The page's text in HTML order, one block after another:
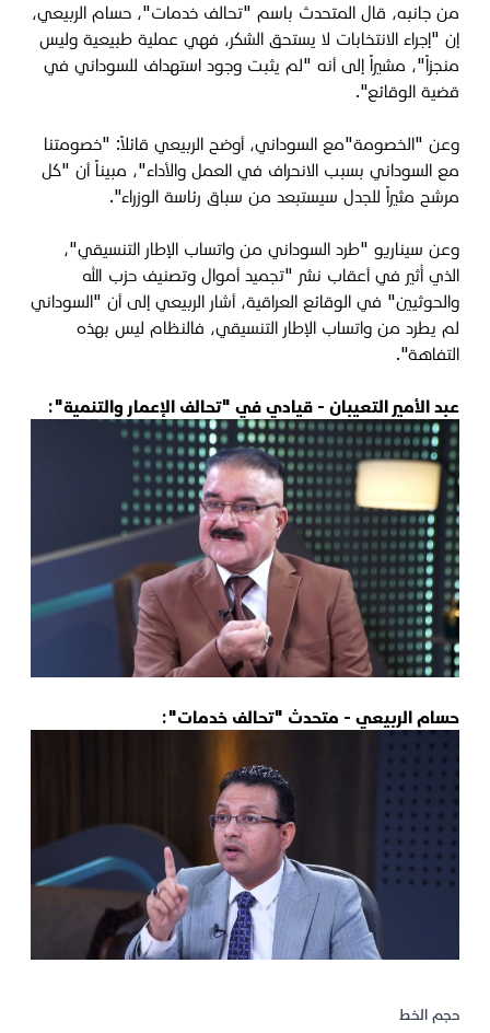
من جانبه، قال المتحدث باسم "تحالف خدمات"، حسام الربيعي،
إن "إجراء الانتخابات لا يستحق الشكر، فهي عملية طبيعية وليس
منجزاً"، مشيراً إلى أنه "لم يثبت وجود استهداف للسوداني في
قضية الوقائع".
وعن "الخصومة"مع السوداني، أوضح الربيعي قائلاً: "خصومتنا
مع السوداني بسبب الانحراف في العمل والأداء"، مبيناً أن "كل
مرشح مثيراً للجدل سيستبعد من سباق رئاسة الوزراء".
وعن سيناريو "طرد السوداني من واتساب الإطار التنسيقي"،
الذي أُثير في أعقاب نشر "تجميد أموال وتصنيف حزب الله
والحوثيين" في الوقائع العراقية، أشار الربيعي إلى أن "السوداني
لم يطرد من واتساب الإطار التنسيقي، فالنظام ليس بهذه
التفاهة".
عبد الأمير التعيبان - قيادي في "تحالف الإعمار والتنمية":
حسام الربيعي - متحدث "تحالف خدمات":
حجم الخط